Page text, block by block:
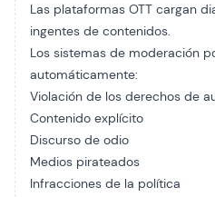
Las plataformas OTT cargan
ingentes de contenidos.
Los sistemas de moderación
automáticamente:
Violación de los derechos de
Contenido explícito
Discurso de odio
Medios pirateados
Infracciones de la política